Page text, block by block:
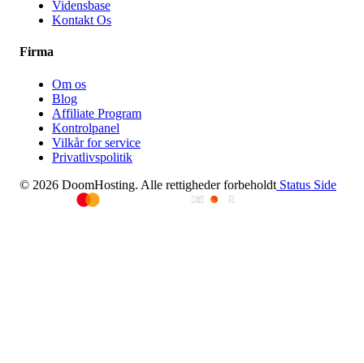
Vidensbase
Kontakt Os
Firma
Om os
Blog
Affiliate Program
Kontrolpanel
Vilkår for service
Privatlivspolitik
© 2026 DoomHosting. Alle rettigheder forbeholdt Status Side